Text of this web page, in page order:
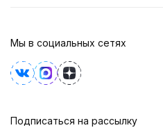
Мы в социальных сетях
Подписаться на рассылку